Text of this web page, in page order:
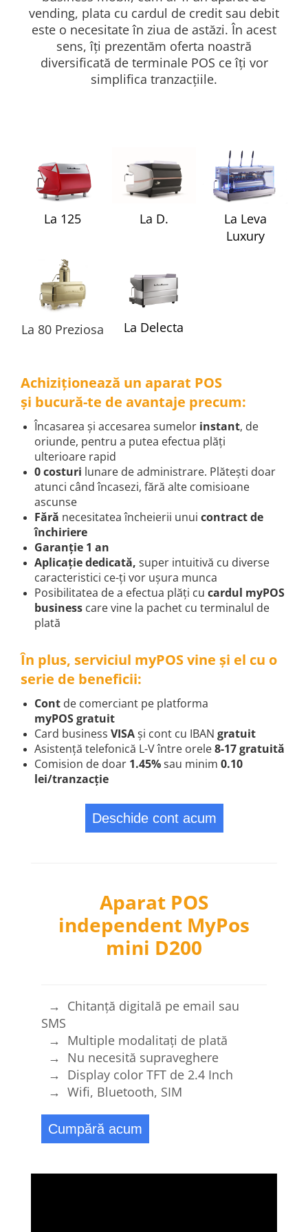
Capsule de Cafea
Cafea macinata
vending, plata cu cardul de credit sau debit
este o necesitate în ziua de astăzi. În acest
sens, îți prezentăm oferta noastră
diversificată de terminale POS ce îți vor
simplifica tranzacțiile.
La 125 La D.
La Leva
Luxury
La 80 Preziosa La Delecta
Achiziționează un aparat POS
și bucură-te de avantaje precum:
Încasarea și accesarea sumelor instant, de
oriunde, pentru a putea efectua plăți
ulterioare rapid
0 costuri lunare de administrare. Plătești doar
atunci când încasezi, fără alte comisioane
ascunse
Fără necesitatea încheierii unui contract de
închiriere
Garanție 1 an
Aplicație dedicată, super intuitivă cu diverse
caracteristici ce-ți vor ușura munca
Posibilitatea de a efectua plăți cu cardul myPOS
business care vine la pachet cu terminalul de
plată
În plus, serviciul myPOS vine și el cu o
serie de beneficii:
Cont de comerciant pe platforma
myPOS gratuit
Card business VISAși cont cu IBAN gratuit
Asistență telefonică L-V între orele8-17 gratuită
Comision de doar 1.45%sau minim 0.10
lei/tranzacție
Deschide cont acum
Aparat POS
independent MyPos
mini D200
→ Chitanță digitală pe email sau
SMS
→ Multiple modalitați de plată
→ Nu necesită supraveghere
→ Display color TFT de 2.4 Inch
→ Wifi, Bluetooth, SIM
Cumpără acum